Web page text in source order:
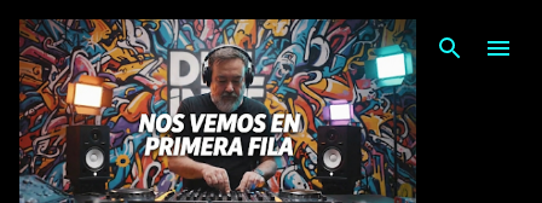
Ir al contenido principal